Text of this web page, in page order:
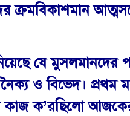
ক্রমবিকাশমান
যে
ও বিভেদ। প্রথম
ক’রছিলো